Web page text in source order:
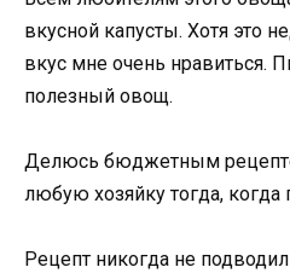
вкусной капусты. Хотя это
вкус мне очень нравиться.
полезный овощ.
Делюсь бюджетным
любую хозяйку тогда, когда
Рецепт никогда не